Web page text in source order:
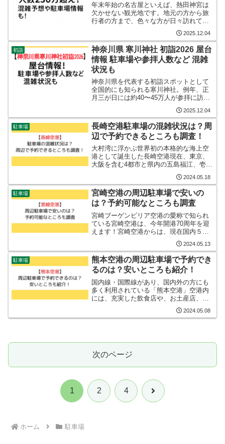
年末年始の名古屋といえば、熱田神宮は
欠かせない観光地です。地元の方から旅
行者の方まで、色々な方が日々訪れてい
る大きな神社になります。そんな有名な
熱田神宮ですが、やはり初詣は混雑しそ
うですよね。2026年の初詣の参拝者数が
どれくらいになりそう...
2025.12.04
初詣
神奈川県 寒川神社 初詣2026 屋台
情報 駐車場や参拝人数など 混雑
状況も
神奈川県を代表する初詣スポットとして
全国的にも知られる寒川神社。例年、正
月三が日には約40〜45万人が参拝に訪れ
ます。（※過去の人出統計・自治体発
表・主要ニュース報道を総合した推計）
八方除の総本宮として有名で、全国から
多くの参拝者が訪れる人...
2025.12.04
駐車場
長崎空港駐車場の混雑状況は？周
辺で予約できるところも調査！
大村湾に浮かぶ世界初の本格的な海上空
港として誕生した長崎空港現在、東京、
大阪を含む4都市と県内の五島福江、壱
岐、対馬を結ぶ国内線と香港、上海結ぶ
国際線が運行しております。空港内には
長崎グルメを代表するちゃんぽんや皿う
どんを提供する飲食店やラ...
2024.05.18
駐車場
宮崎空港の周辺駐車場で安いの
は？予約可能なところも調査
宮崎ブーゲンビリア空港の愛称で知られ
ている宮崎空港は、今年開港70周年を迎
えます！宮崎空港からは、現在国内５都
市（東京、大阪、福岡、名古屋、沖縄）
海外２都市（ソウル、台北）との間に就
航しております。宮崎市の市街地から車
で15分程の位置にあり...
2024.05.13
駐車場
熊本空港の周辺駐車場で予約でき
るのは？安いところも紹介！
国内線・国際線があり、国内外の方にも
多く利用されている「熊本空港」空港内
には、充実した飲食店や、お土産店、展
望デッキなどがあり、搭乗間際までショ
ッピングやグルメを楽しむことができま
2024.05.08
次のページ
1 2 4 次
ホーム 駐車場